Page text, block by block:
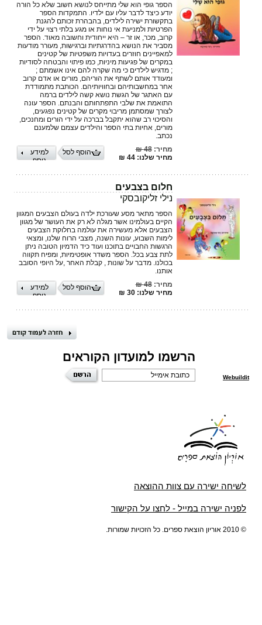
הספר גופי הוא שלי מתייחס לנושא חשוב שלא כל הורה
יודע כיצד לדבר עליו עם ילדיו. התמקדות הספר
בתקשורת ישירה לילדים, בהבהרת זכותם להגנת
הפרטיות ולמניעת אי נוחות או מגע בלתי רצוי על ידי
קרוב, מכר, או זר – היא ייחודית וחשובה מאוד. הספר
מסביר את הנושא בהדרגתיות וברגישות, מעורר מודעות
למאפיינים חוזרים בעדויות משפטיות של קטינים
במקרים של פגיעות מיניות, כמו פיתוי והבטחה לסודיות
; מדגיש לילדים כי מה שקרה להם אינו אשמתם ;
ומעודד אותם לשתף את הוריהם, מורים או אדם קרוב
אחר במחשבותיהם ובחוויותיהם. הכותבת מתמודדת
עם האתגר של הגשת נושא קשה לילדים ברמה
התואמת את שלבי התפתחותם והבנתם. הספר עונה
לצורך שמסתמן מריבוי מקרים של קטינים נפגעים,
והסיכוי רב שהוא יתקבל בברכה על ידי הורים ומחנכים,
מורים, אחיות בתי הספר והילדים עצמם שלמענם
נכתב.
מחיר:48 ₪
מחיר שלנו: 44 ₪
למידע
נוסף
הוסף לסל
חלום בצבעים
נילי זליקובסקי
הספר מתאר מסע שעורכת ילדה בעולם הצבעים המגוון
הקיים בעולמינו אשר מגלה לא רק את העושר של מגוון
הצבעים אלא מעשירה את עולמה בחלוקת הצבעים
לימות השבוע, עונות השנה, מצבי הרוח שלנו, ומצאי
הרגשות החבויים בתוכנו ועוד כיד הדמיון הטובה ניתן
לתת צבע בכל. הספר משדר אופטימיות, ומפיח תקווה
בכולנו. מדבר על שונות , קבלת האחר ,על היופי הסובב
אותנו.
מחיר:48 ₪
מחיר שלנו: 30 ₪
למידע
נוסף
הוסף לסל
הרשמו למועדון הקוראים
לשיחה ישירה עם צוות ההוצאה
לפניה ישירה במייל - לחצו על הקישור
© 2010 אוריון הוצאת ספרים. כל הזכויות שמורות.
Webuildit